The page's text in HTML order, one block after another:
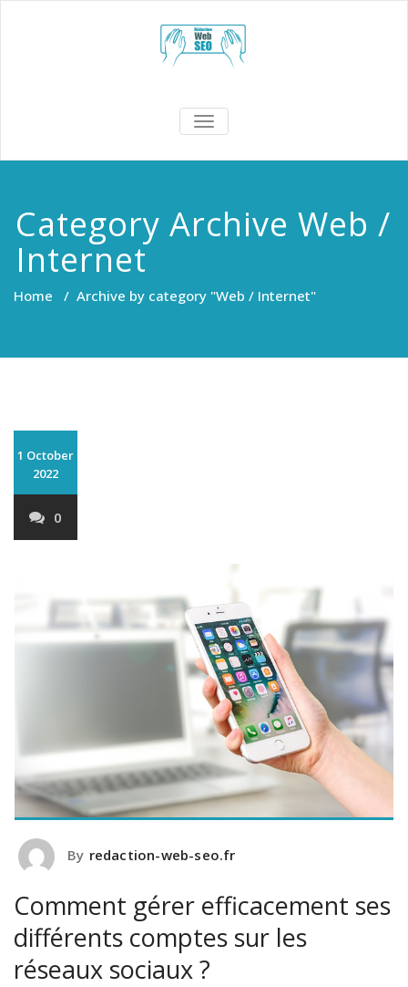
web-seo.fr
TOGGLE
NAVIGATION
Category Archive Web /
Internet
Home / Archive by category "Web / Internet"
1 October
2022
0
By redaction-web-seo.fr
Comment gérer efficacement ses
différents comptes sur les
réseaux sociaux ?